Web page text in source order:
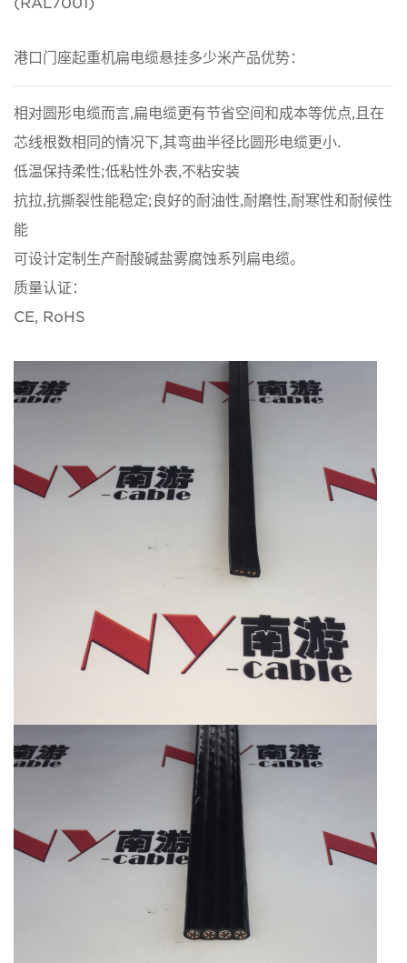
港口门座起重机扁电缆悬挂多少米产品优势：
相对圆形电缆而言,扁电缆更有节省空间和成本等优点,且在
芯线根数相同的情况下,其弯曲半径比圆形电缆更小.
低温保持柔性;低粘性外表,不粘安装
抗拉,抗撕裂性能稳定;良好的耐油性,耐磨性,耐寒性和耐候性
能
可设计定制生产耐酸碱盐雾腐蚀系列扁电缆。
质量认证：
CE, RoHS